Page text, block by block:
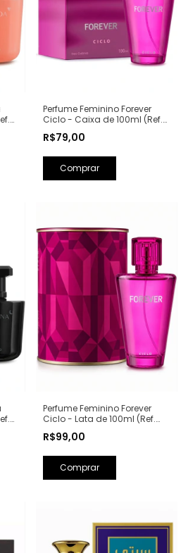
Perfume Feminino Forever
Ciclo - Caixa de 100ml (Ref.
Spears)
R$79,00
Perfume Feminino Forever
Ciclo - Lata de 100ml (Ref.
Spears)
R$99,00